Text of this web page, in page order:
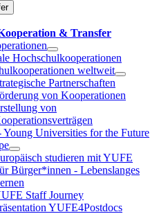
& Transfer
Hochschulkooperationen
weltweit
Partnerschaften
von Kooperationen
von
Universities for the Future
studieren mit YUFE
Bürger*innen - Lebenslanges
Staff Journey
YUFE4Postdocs